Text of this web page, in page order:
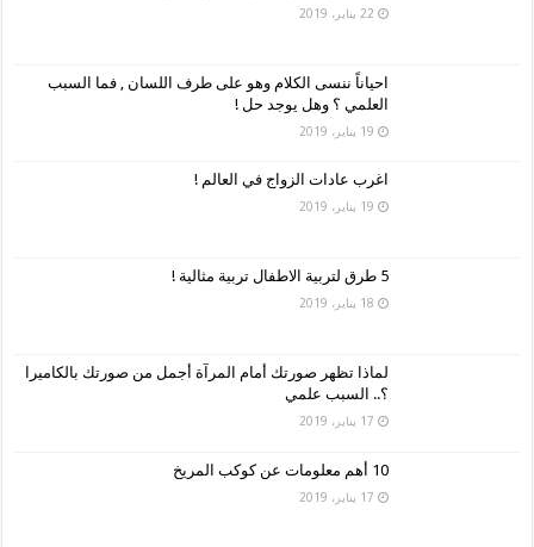
22 يناير، 2019
احياناً ننسى الكلام وهو على طرف اللسان , فما السبب
العلمي ؟ وهل يوجد حل !
19 يناير، 2019
اغرب عادات الزواج في العالم !
19 يناير، 2019
5 طرق لتربية الاطفال تربية مثالية !
18 يناير، 2019
لماذا تظهر صورتك أمام المرآة أجمل من صورتك بالكاميرا
؟.. السبب علمي
17 يناير، 2019
10 أهم معلومات عن كوكب المريخ
17 يناير، 2019